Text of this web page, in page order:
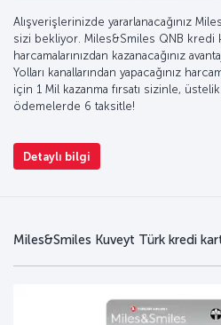
Alışverişlerinizde yararlanacağınız
sizi bekliyor. Miles&Smiles QNB kredi
harcamalarınızdan kazanacağınız
Yolları kanallarından yapacağınız
için 1 Mil kazanma fırsatı sizinle,
ödemelerde 6 taksitle!
Detaylı bilgi
Miles&Smiles Kuveyt Türk kredi